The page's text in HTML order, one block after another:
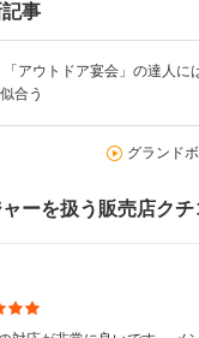
事
アウトドア宴会」の達人に
合う
グランド
ーを扱う販売店クチ